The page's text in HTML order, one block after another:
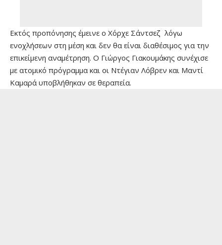
Εκτός προπόνησης έμεινε ο Χόρχε Σάντσεζ λόγω
ενοχλήσεων στη μέση και δεν θα είναι διαθέσιμος για την
επικείμενη αναμέτρηση. Ο Γιώργος Γιακουμάκης συνέχισε
με ατομικό πρόγραμμα και οι Ντέγιαν Λόβρεν και Μαντί
Καμαρά υποβλήθηκαν σε θεραπεία.